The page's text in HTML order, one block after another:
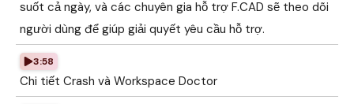
suốt cả ngày, và các chuyên gia hỗ trợ F.CAD sẽ theo dõi
người dùng để giúp giải quyết yêu cầu hỗ trợ.
3:58
Chi tiết Crash và Workspace Doctor